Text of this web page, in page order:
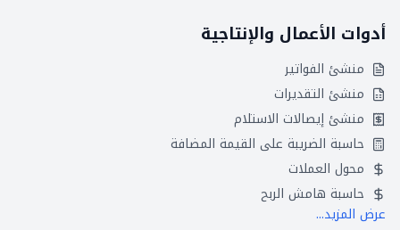
أدوات الأعمال والإنتاجية
منشئ الفواتير
منشئ التقديرات
منشئ إيصالات الاستلام
حاسبة الضريبة على القيمة المضافة
محول العملات
حاسبة هامش الربح
عرض المزيد...